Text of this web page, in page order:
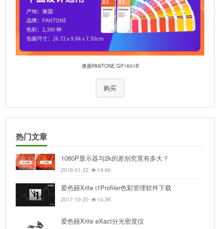
潘通PANTONE GP1601B
购买
热门文章
1080P显示器与2k的差别究竟有多大？
2019-01-22 14.6K
爱色丽Xrite i1Profiler色彩管理软件下载
2017-10-20 14.3K
爱色丽Xrite eXact分光密度仪